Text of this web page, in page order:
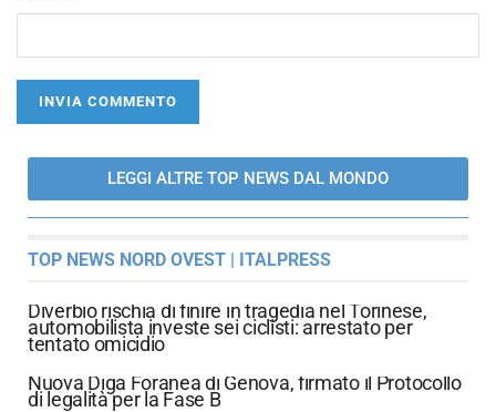
LEGGI ALTRE TOP NEWS DAL MONDO
TOP NEWS NORD OVEST | ITALPRESS
Diverbio rischia di finire in tragedia nel Torinese,
automobilista investe sei ciclisti: arrestato per
tentato omicidio
Nuova Diga Foranea di Genova, firmato il Protocollo
di legalità per la Fase B